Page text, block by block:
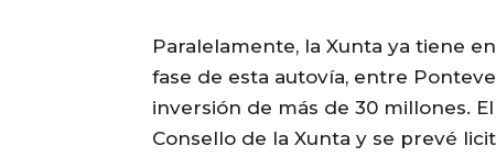
Paralelamente, la Xunta ya tiene
fase de esta autovía, entre
inversión de más de 30 millones.
Consello de la Xunta y se prevé